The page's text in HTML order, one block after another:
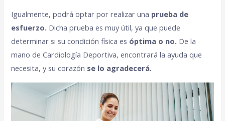
Igualmente, podrá optar por realizar una prueba de
esfuerzo. Dicha prueba es muy útil, ya que puede
determinar si su condición física es óptima o no. De la
mano de Cardiología Deportiva, encontrará la ayuda que
necesita, y su corazón se lo agradecerá.